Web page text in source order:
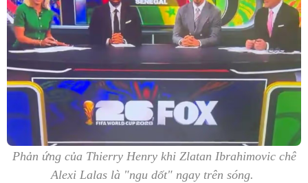
Phản ứng của Thierry Henry khi Zlatan Ibrahimovic chê
Alexi Lalas là "ngu dốt" ngay trên sóng.